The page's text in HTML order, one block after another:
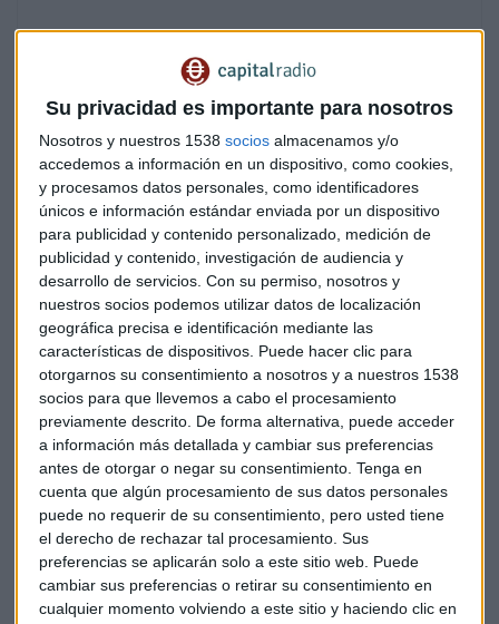
Su privacidad es importante para nosotros
Nosotros y nuestros 1538 socios almacenamos y/o
accedemos a información en un dispositivo, como cookies,
y procesamos datos personales, como identificadores
únicos e información estándar enviada por un dispositivo
para publicidad y contenido personalizado, medición de
publicidad y contenido, investigación de audiencia y
desarrollo de servicios. Con su permiso, nosotros y
nuestros socios podemos utilizar datos de localización
geográfica precisa e identificación mediante las
características de dispositivos. Puede hacer clic para
otorgarnos su consentimiento a nosotros y a nuestros 1538
socios para que llevemos a cabo el procesamiento
previamente descrito. De forma alternativa, puede acceder
a información más detallada y cambiar sus preferencias
antes de otorgar o negar su consentimiento. Tenga en
cuenta que algún procesamiento de sus datos personales
puede no requerir de su consentimiento, pero usted tiene
el derecho de rechazar tal procesamiento. Sus
preferencias se aplicarán solo a este sitio web. Puede
cambiar sus preferencias o retirar su consentimiento en
cualquier momento volviendo a este sitio y haciendo clic en
Para el analista, el hecho de que un valor esté
estructuralmente bajista, "no te permite abrir cortos", hay
que esperar al momento adecuado. También tiene palabras
paraRepsol,para Iturralde "están dando buenas noticias",
y si alguien trae una posición compradora en la empresa,
debería esperar y no actuar. "Salir de Repsol no tiene
sentido porque no hay ningún giro a la baja, de hecho, ha
rebotado con fuerza". Sin embargo, añade que comprar
también sería un peligro, porque "estamos comprando lo
que ellos nos venden".
Iturralde habla de otros valores comoGestamp, que para el
analista está "muy bajista",Red Eléctrica, Bankinter,